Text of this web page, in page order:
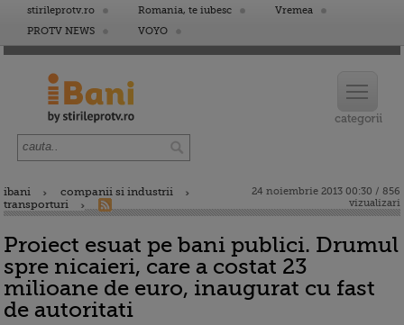
stirileprotv.ro Romania, te iubesc
Vremea
PROTV NEWS
VOYO
ibani
companii si industrii
transporturi
24 noiembrie 2013 00:30 / 856
vizualizari
Proiect esuat pe bani publici. Drumul
spre nicaieri, care a costat 23
milioane de euro, inaugurat cu fast
de autoritati